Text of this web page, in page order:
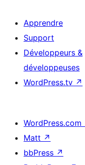
Apprendre
Support
Développeurs &
développeuses
WordPress.tv ↗
WordPress.com
Matt ↗
bbPress ↗